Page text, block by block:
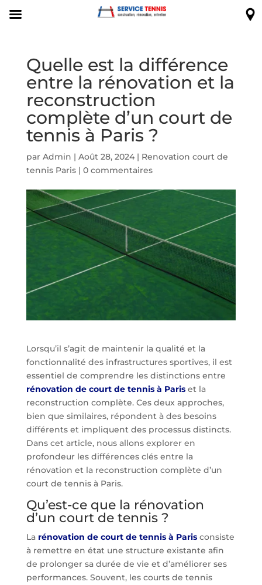
Quelle est la différence
entre la rénovation et la
reconstruction
complète d’un court de
tennis à Paris ?
par Admin | Août 28, 2024| Renovation court de
tennis Paris| 0 commentaires
Lorsqu’il s’agit de maintenir la qualité et la
fonctionnalité des infrastructures sportives, il est
essentiel de comprendre les distinctions entre
rénovation de court de tennis à Paris et la
reconstruction complète. Ces deux approches,
bien que similaires, répondent à des besoins
différents et impliquent des processus distincts.
Dans cet article, nous allons explorer en
profondeur les différences clés entre la
rénovation et la reconstruction complète d’un
court de tennis à Paris.
Qu’est-ce que la rénovation
d’un court de tennis ?
La rénovation de court de tennis à Parisconsiste
à remettre en état une structure existante afin
de prolonger sa durée de vie et d’améliorer ses
performances. Souvent, les courts de tennis